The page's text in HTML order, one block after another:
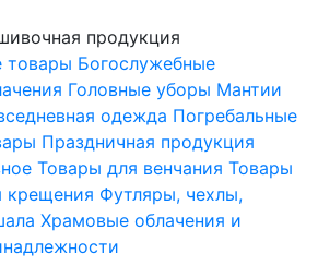
продукция
товары Богослужебные
Головные уборы Мантии
одежда Погребальные
Праздничная продукция
Товары для венчания Товары
крещения Футляры, чехлы,
Храмовые облачения и